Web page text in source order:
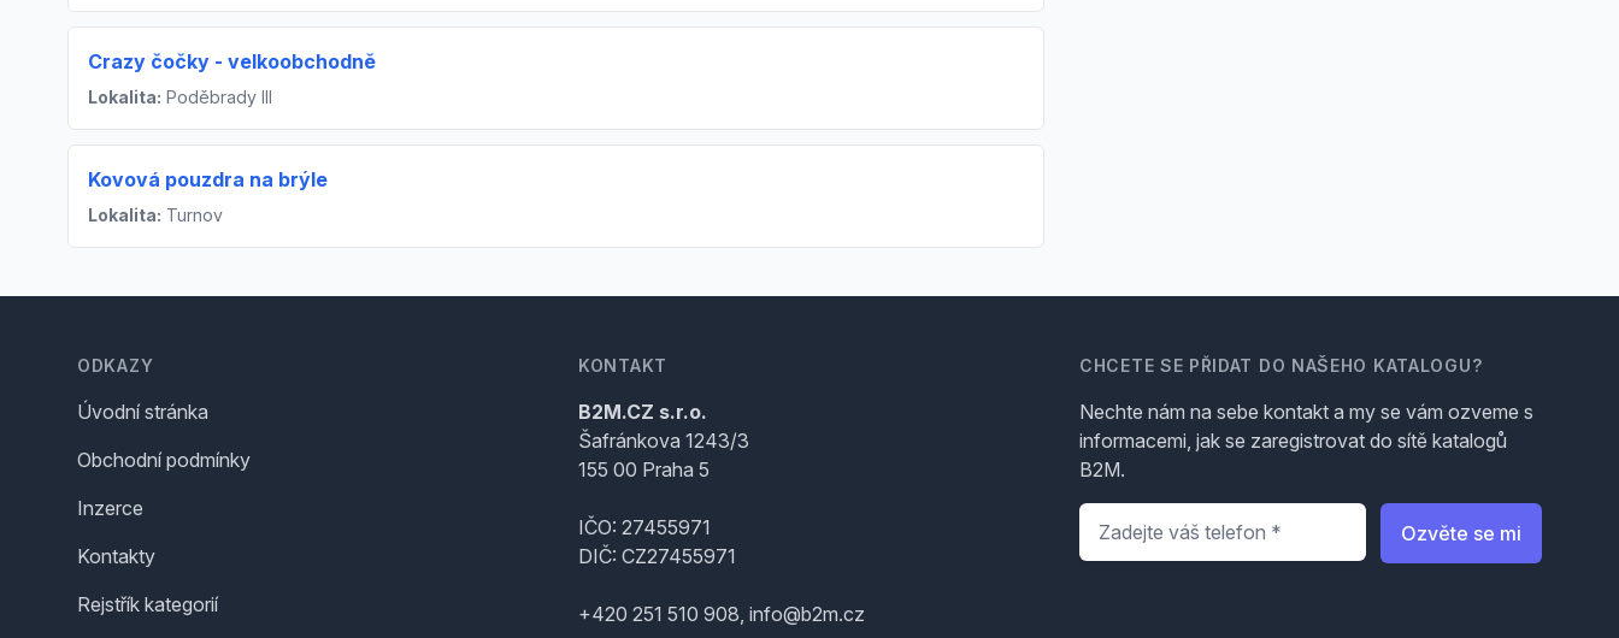
Crazy čočky - velkoobchodně
Lokalita: Poděbrady III
Kovová pouzdra na brýle
Lokalita: Turnov
ODKAZY
Úvodní stránka
Obchodní podmínky
Inzerce
Kontakty
Rejstřík kategorií
KONTAKT
B2M.CZ s.r.o.
Šafránkova 1243/3
155 00 Praha 5
IČO: 27455971
DIČ: CZ27455971
+420 251 510 908, info@b2m.cz
CHCETE SE PŘIDAT DO NAŠEHO KATALOGU?
Nechte nám na sebe kontakt a my se vám ozveme s
informacemi, jak se zaregistrovat do sítě katalogů
B2M.
Telefon
Ozvěte se mi